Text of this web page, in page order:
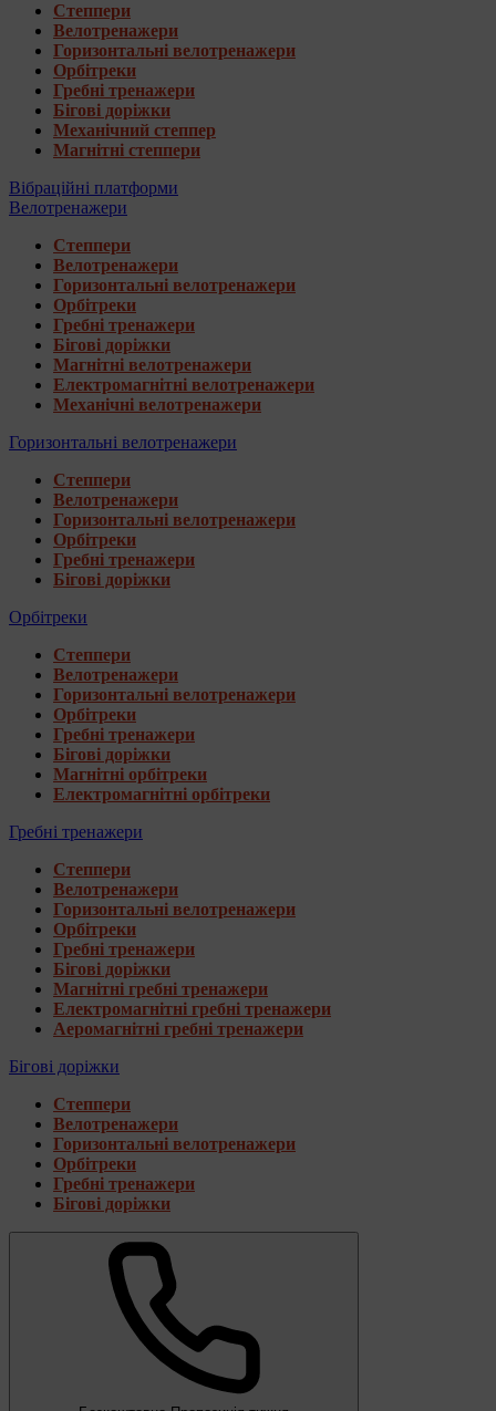
Степпери
Велотренажери
Горизонтальні велотренажери
Орбітреки
Гребні тренажери
Бігові доріжки
Механічний степпер
Магнітні степпери
Вібраційні платформи
Велотренажери
Степпери
Велотренажери
Горизонтальні велотренажери
Орбітреки
Гребні тренажери
Бігові доріжки
Магнітні велотренажери
Електромагнітні велотренажери
Механічні велотренажери
Горизонтальні велотренажери
Степпери
Велотренажери
Горизонтальні велотренажери
Орбітреки
Гребні тренажери
Бігові доріжки
Орбітреки
Степпери
Велотренажери
Горизонтальні велотренажери
Орбітреки
Гребні тренажери
Бігові доріжки
Магнітні орбітреки
Електромагнітні орбітреки
Гребні тренажери
Степпери
Велотренажери
Горизонтальні велотренажери
Орбітреки
Гребні тренажери
Бігові доріжки
Магнітні гребні тренажери
Електромагнітні гребні тренажери
Аеромагнітні гребні тренажери
Бігові доріжки
Степпери
Велотренажери
Горизонтальні велотренажери
Орбітреки
Гребні тренажери
Бігові доріжки